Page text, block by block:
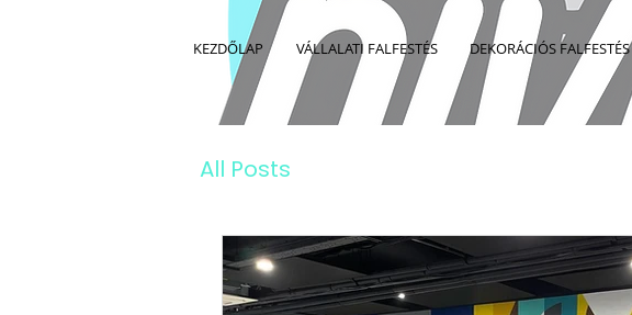
KEZDŐLAP VÁLLALATI FALFESTÉS DEKORÁCIÓS FALFESTÉS
All Posts